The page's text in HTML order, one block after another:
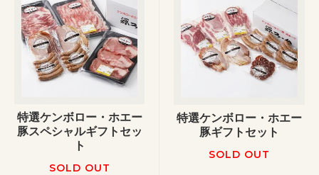
特選ケンボロー・ホエー
豚スペシャルギフトセッ
ト
SOLD OUT
特選ケンボロー・ホエー
豚ギフトセット
SOLD OUT